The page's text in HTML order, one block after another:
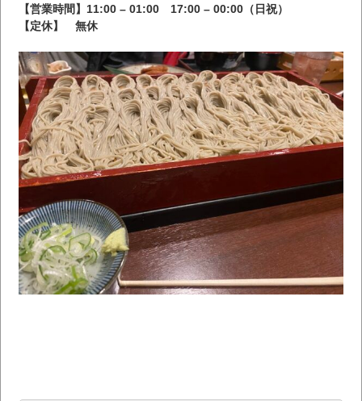
【営業時間】11:00 – 01:00 17:00 – 00:00（日祝）
【定休】 無休